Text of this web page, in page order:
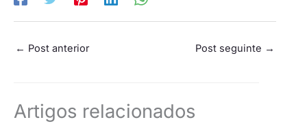
← Post anterior Post seguinte →
Artigos relacionados